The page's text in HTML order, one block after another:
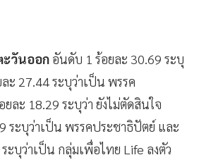
ะวันออก อันดับ 1 ร้อยละ 30.69 ระบุ
ะ 27.44 ระบุว่าเป็น พรรค
ละ 18.29 ระบุว่า ยังไม่ตัดสินใจ
ระบุว่าเป็น พรรคประชาธิปัตย์ และ